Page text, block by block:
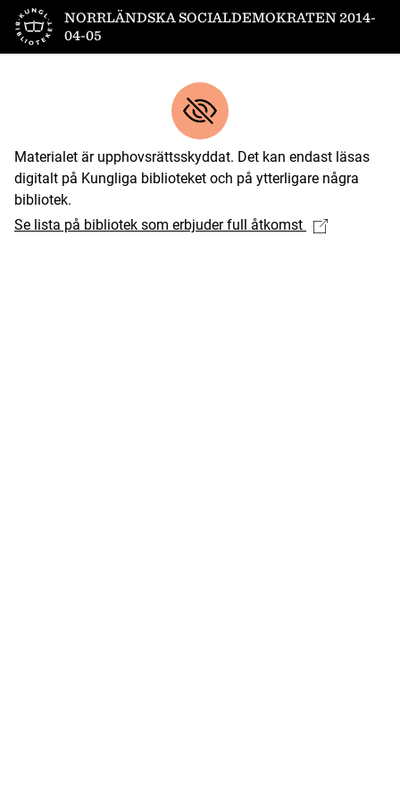
Till startsidanNORRLÄNDSKA SOCIALDEMOKRATEN 2014-
04-05
Materialet är upphovsrättsskyddat. Det kan endast läsas
digitalt på Kungliga biblioteket och på ytterligare några
bibliotek.
Se lista på bibliotek som erbjuder full åtkomst